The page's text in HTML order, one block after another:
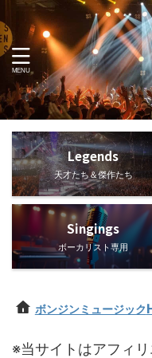
Legends
天才たち＆傑作たち
Singings
ボーカリスト専用
ボンジンミュージック
※当サイトはアフィ